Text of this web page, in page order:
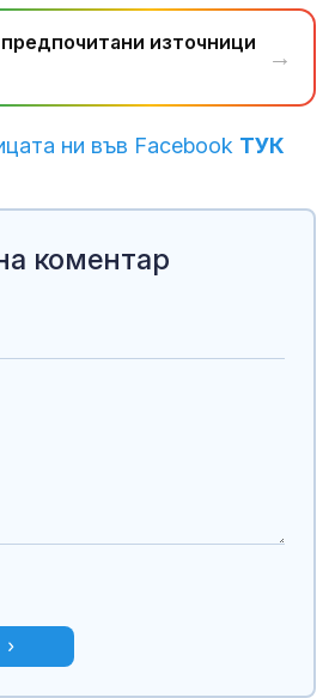
източници
→
ни във Facebook ТУК
коментар